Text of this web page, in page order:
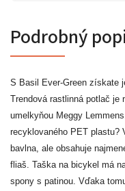
Podrobný
S Basil Ever-Green získate
Trendová rastlinná potlač je
umelkyňou Meggy
recyklovaného PET plastu?
bavlna, ale obsahuje
fliaš. Taška na bicykel má
spony s patinou. Vďaka